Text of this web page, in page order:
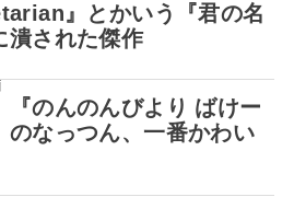
』とかいう『君の名
潰された傑作
『のんのんびより ばけー
のなっつん、一番かわい